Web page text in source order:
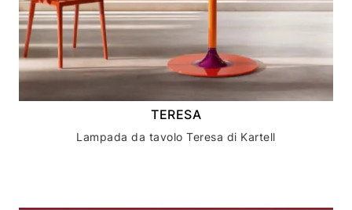
TERESA
Lampada da tavolo Teresa di Kartell